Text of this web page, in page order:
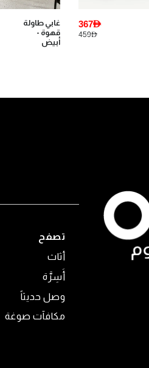
367AED
459AED
غابي طاولة
قهوة -
أبيض
تصفح
أثاث
أَسِرَّة
وصل حديثاً
مكافآت صوغة